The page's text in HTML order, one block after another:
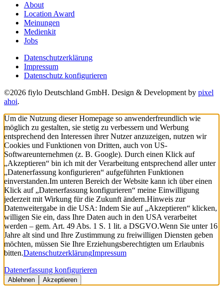
About
Location Award
Meinungen
Medienkit
Jobs
Datenschutzerklärung
Impressum
Datenschutz konfigurieren
©2026 fiylo Deutschland GmbH. Design & Development by pixel
ahoi.
Um die Nutzung dieser Homepage so anwenderfreundlich wie
möglich zu gestalten, sie stetig zu verbessern und Werbung
entsprechend den Interessen ihrer Nutzer anzuzeigen, nutzen wir
Cookies und Funktionen von Dritten, auch von US-
Softwareunternehmen (z. B. Google). Durch einen Klick auf
„Akzeptieren“ bin ich mit der Verarbeitung entsprechend aller unter
„Datenerfassung konfigurieren“ aufgeführten Funktionen
einverstanden.Im unteren Bereich der Website kann ich über einen
Klick auf „Datenerfassung konfigurieren“ meine Einwilligung
jederzeit mit Wirkung für die Zukunft ändern.Hinweis zur
Datenweitergabe in die USA: Indem Sie auf „Akzeptieren“ klicken,
willigen Sie ein, dass Ihre Daten auch in den USA verarbeitet
werden – gem. Art. 49 Abs. 1 S. 1 lit. a DSGVO.Wenn Sie unter 16
Jahre alt sind und Ihre Zustimmung zu freiwilligen Diensten geben
möchten, müssen Sie Ihre Erziehungsberechtigten um Erlaubnis
bitten.DatenschutzerklärungImpressum
Datenerfassung konfigurieren
Ablehnen Akzeptieren